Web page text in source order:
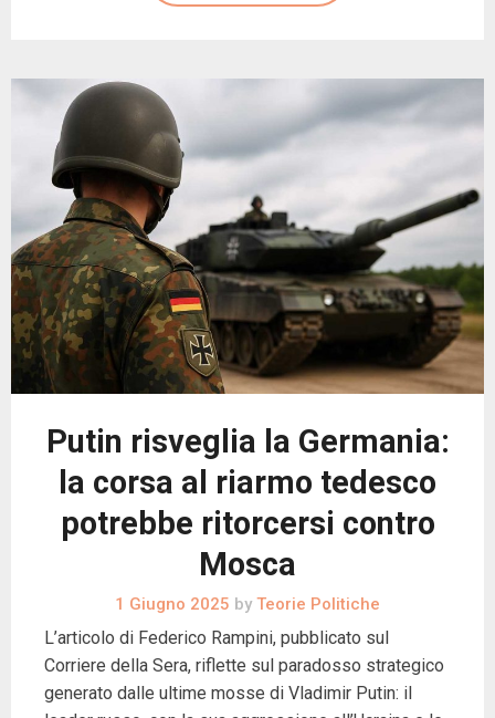
Putin risveglia la Germania:
la corsa al riarmo tedesco
potrebbe ritorcersi contro
Mosca
1 Giugno 2025 by Teorie Politiche
L’articolo di Federico Rampini, pubblicato sul
Corriere della Sera, riflette sul paradosso strategico
generato dalle ultime mosse di Vladimir Putin: il